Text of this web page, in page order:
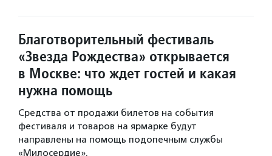
Благотворительный фестиваль
«Звезда Рождества» открывается
в Москве: что ждет гостей и какая
нужна помощь
Средства от продажи билетов на события
фестиваля и товаров на ярмарке будут
направлены на помощь подопечным службы
«Милосердие».